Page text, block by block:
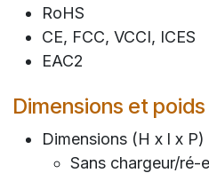
RoHS
CE, FCC, VCCI, ICES
EAC2
Dimensions et poids
Dimensions (H x l x P)
Sans chargeur/ré-